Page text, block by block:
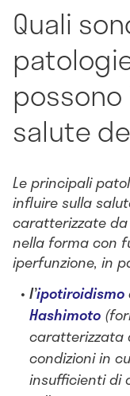
Quali
salute
Le principali
influire sulla
caratterizzate da
nella forma con
iperfunzione, in
l’ipotiroidismo
Hashimoto
caratterizzata
condizioni in
insufficienti di